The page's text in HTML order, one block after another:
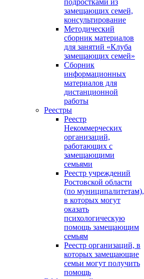
подростками из
замещающих семей,
консультирование
Методический
сборник материалов
для занятий «Клуба
замещающих семей»
Сборник
информационных
материалов для
дистанционной
работы
Реестры
Реестр
Некоммерческих
организаций,
работающих с
замещающими
семьями
Реестр учреждений
Ростовской области
(по муниципалитетам),
в которых могут
оказать
психологическую
помощь замещающим
семьям
Реестр организаций, в
которых замещающие
семьи могут получить
помощь